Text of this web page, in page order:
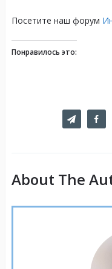
Посетите наш форум
Понравилось это:
About The